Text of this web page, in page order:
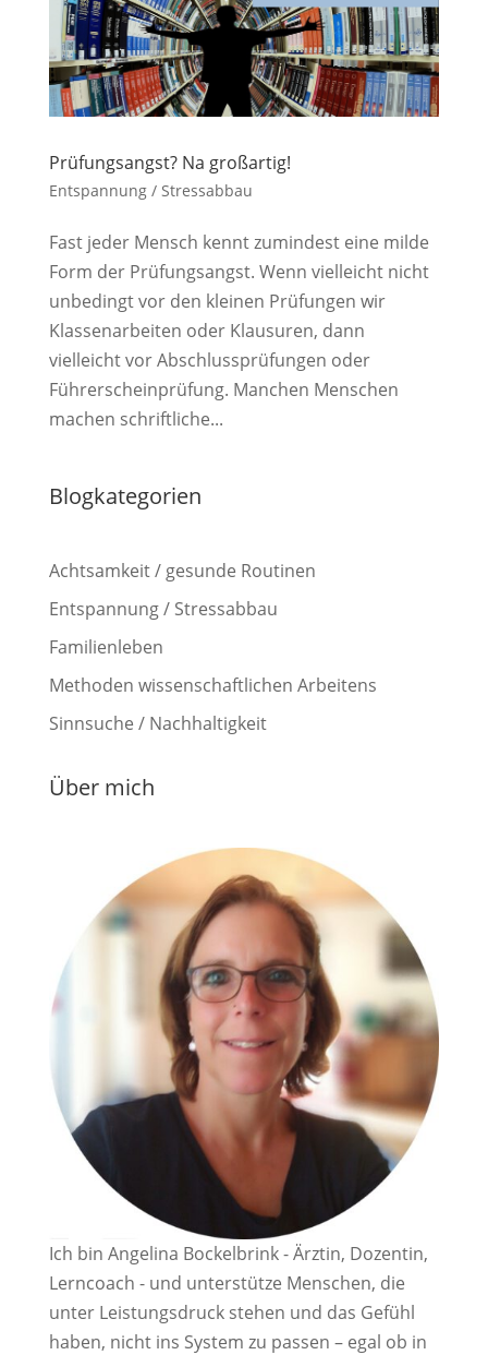
Prüfungsangst? Na großartig!
Entspannung / Stressabbau
Fast jeder Mensch kennt zumindest eine milde
Form der Prüfungsangst. Wenn vielleicht nicht
unbedingt vor den kleinen Prüfungen wir
Klassenarbeiten oder Klausuren, dann
vielleicht vor Abschlussprüfungen oder
Führerscheinprüfung. Manchen Menschen
machen schriftliche...
Blogkategorien
Achtsamkeit / gesunde Routinen
Entspannung / Stressabbau
Familienleben
Methoden wissenschaftlichen Arbeitens
Sinnsuche / Nachhaltigkeit
Über mich
Ich bin Angelina Bockelbrink - Ärztin, Dozentin,
Lerncoach - und unterstütze Menschen, die
unter Leistungsdruck stehen und das Gefühl
haben, nicht ins System zu passen – egal ob in